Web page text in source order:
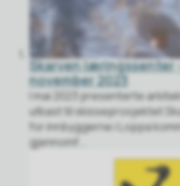
Skarven
november 2023
I mai 2023 presenterte
utkast til skisseprosjektet
for innbyggerne i Loppa
gjennomf...